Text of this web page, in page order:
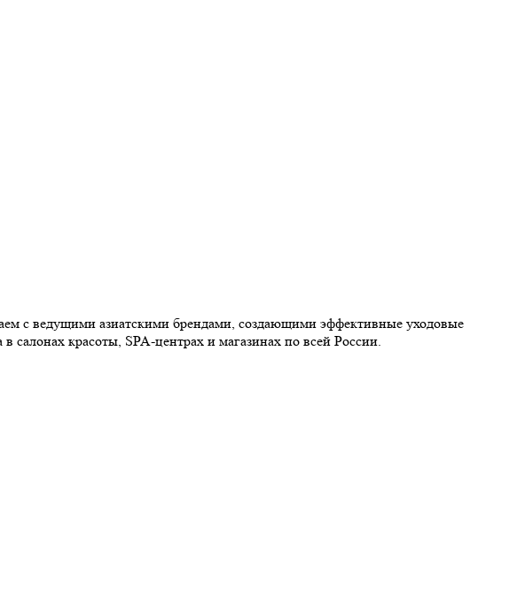
с ведущими азиатскими брендами, создающими эффективные уходовые
красоты, SPA-центрах и магазинах по всей России.